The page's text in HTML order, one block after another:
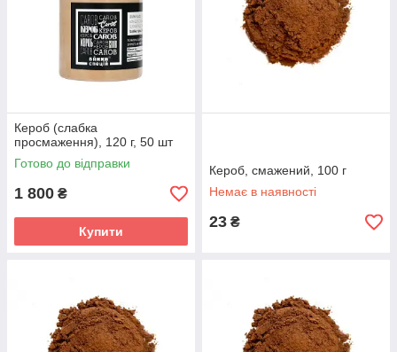
Кероб (слабка
просмаження), 120 г, 50 шт
Готово до відправки
1 800 ₴
Купити
Кероб, смажений, 100 г
Немає в наявності
23 ₴